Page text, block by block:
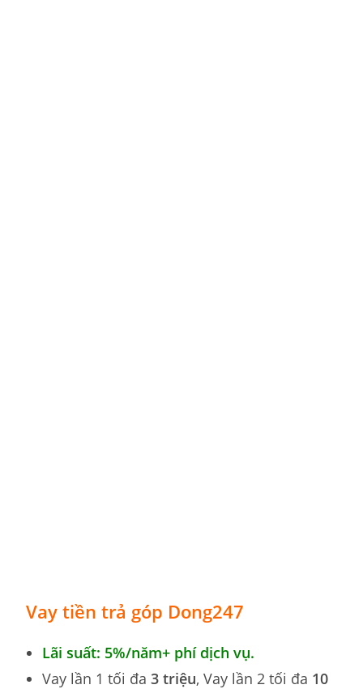
Vay tiền trả góp Dong247
Lãi suất: 5%/năm+ phí dịch vụ.
Vay lần 1 tối đa3 triệu, Vay lần 2 tối đa 10